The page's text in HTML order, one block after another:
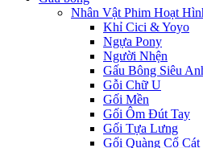
Nhân Vật Phim Hoạt
Khỉ Cici & Yoyo
Ngựa Pony
Người Nhện
Gấu Bông Siêu
Gỗi Chữ U
Gối Mền
Gối Ôm Đút Tay
Gối Tựa Lưng
Gối Quàng Cổ Cát